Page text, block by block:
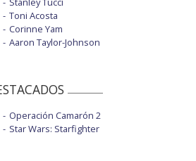
Toni Acosta
Corinne Yam
Aaron Taylor-Johnson
Operación Camarón 2
Star Wars: Starfighter